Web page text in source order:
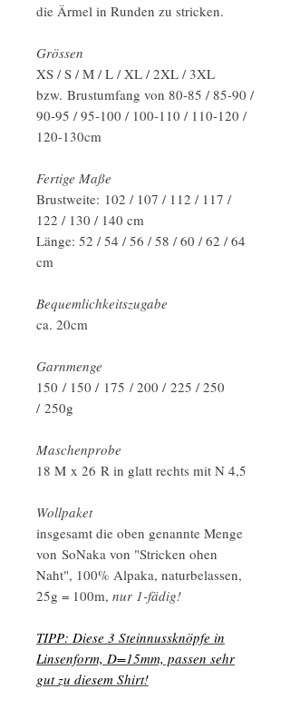
die Ärmel in Runden zu stricken.
Grössen
XS / S / M / L / XL / 2XL / 3XL
bzw. Brustumfang von 80-85 / 85-90 /
90-95 / 95-100 / 100-110 / 110-120 /
120-130cm
Fertige Maße
Brustweite: 102 / 107 / 112 / 117 /
122 / 130 / 140 cm
Länge: 52 / 54 / 56 / 58 / 60 / 62 / 64
cm
Bequemlichkeitszugabe
ca. 20cm
Garnmenge
150 / 150 / 175 / 200 / 225 / 250
/ 250g
Maschenprobe
18 M x 26 R in glatt rechts mit N 4,5
Wollpaket
insgesamt die oben genannte Menge
von SoNaka von "Stricken ohen
Naht", 100% Alpaka, naturbelassen,
25g = 100m, nur 1-fädig!
TIPP: Diese 3 Steinnussknöpfe in
Linsenform, D=15mm, passen sehr
gut zu diesem Shirt!